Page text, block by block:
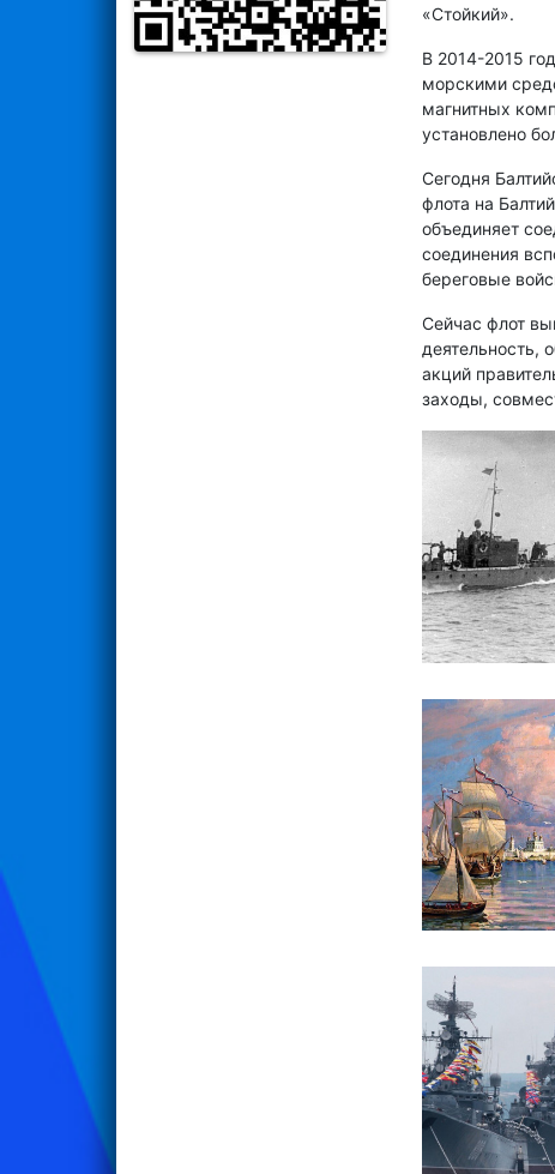
«Стойкий».
В 2014-2015
морскими
магнитных
установлено
Сегодня
флота на
объединяет
соединения
береговые
Сейчас флот
деятельность,
акций
заходы,